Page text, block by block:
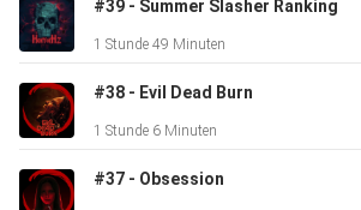
#39 - Summer Slasher Ranking
1 Stunde 49 Minuten
#38 - Evil Dead Burn
1 Stunde 6 Minuten
#37 - Obsession